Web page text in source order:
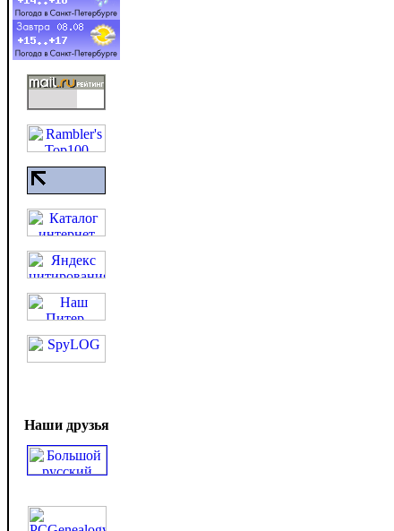
Наши друзья